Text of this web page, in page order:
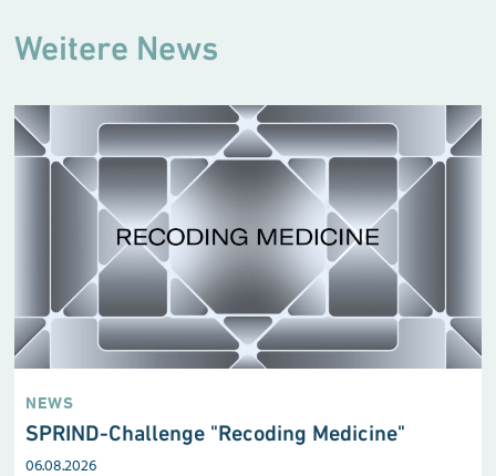
Weitere News
NEWS
SPRIND-Challenge "Recoding Medicine"
06.08.2026